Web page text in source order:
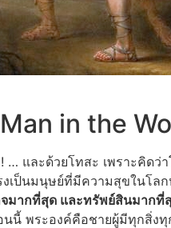
in the
และด้วยโทสะ เพราะคิดว่
เป็นมนุษย์ที่มีความสุขในโล
มากที่สุด และทรัพย์สินมาก
พระองค์คือชายผู้มีทุกสิ่งทุ